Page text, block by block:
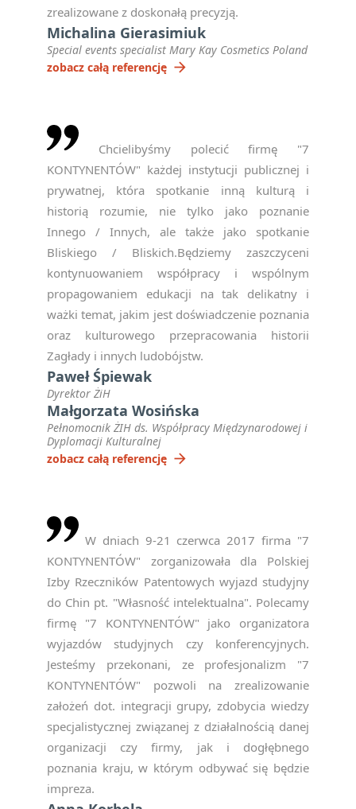
zrealizowane z doskonałą precyzją.
Michalina Gierasimiuk
Special events specialist Mary Kay Cosmetics Poland
zobacz całą referencję arrow_forward
Chcielibyśmy polecić firmę "7
KONTYNENTÓW" każdej instytucji publicznej i
prywatnej, która spotkanie inną kulturą i
historią rozumie, nie tylko jako poznanie
Innego / Innych, ale także jako spotkanie
Bliskiego / Bliskich.Będziemy zaszczyceni
kontynuowaniem współpracy i wspólnym
propagowaniem edukacji na tak delikatny i
ważki temat, jakim jest doświadczenie poznania
oraz kulturowego przepracowania historii
Zagłady i innych ludobójstw.
Paweł Śpiewak
Dyrektor ŻiH
Małgorzata Wosińska
Pełnomocnik ŻIH ds. Współpracy Międzynarodowej i
Dyplomacji Kulturalnej
zobacz całą referencję arrow_forward
W dniach 9-21 czerwca 2017 firma "7
KONTYNENTÓW" zorganizowała dla Polskiej
Izby Rzeczników Patentowych wyjazd studyjny
do Chin pt. "Własność intelektualna". Polecamy
firmę "7 KONTYNENTÓW" jako organizatora
wyjazdów studyjnych czy konferencyjnych.
Jesteśmy przekonani, ze profesjonalizm "7
KONTYNENTÓW" pozwoli na zrealizowanie
założeń dot. integracji grupy, zdobycia wiedzy
specjalistycznej związanej z działalnością danej
organizacji czy firmy, jak i dogłębnego
poznania kraju, w którym odbywać się będzie
impreza.